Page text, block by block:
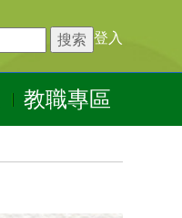
登入
教職專區